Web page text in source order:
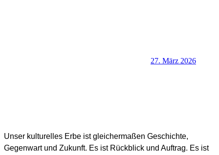
27. März 2026
SHB Redaktion
Unser kulturelles Erbe ist gleichermaßen Geschichte,
Gegenwart und Zukunft. Es ist Rückblick und Auftrag. Es ist